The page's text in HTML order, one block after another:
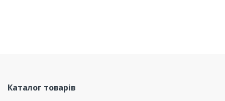
Каталог товарів